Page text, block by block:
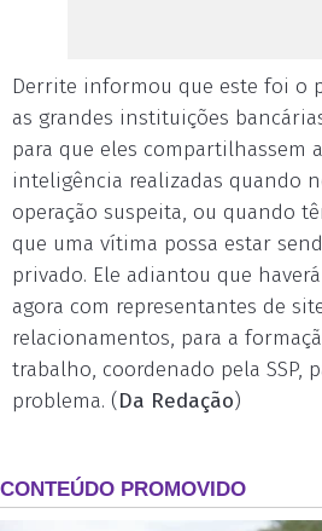
Derrite informou que este foi o
as grandes instituições
para que eles compartilhassem
inteligência realizadas quando
operação suspeita, ou quando
que uma vítima possa estar
privado. Ele adiantou que
agora com representantes de
relacionamentos, para a
trabalho, coordenado pela SSP,
problema. (Da Redação)